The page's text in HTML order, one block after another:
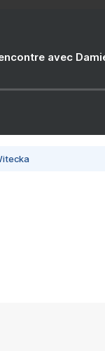
avec